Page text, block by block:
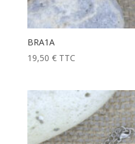
BRA1A
19,50 € TTC